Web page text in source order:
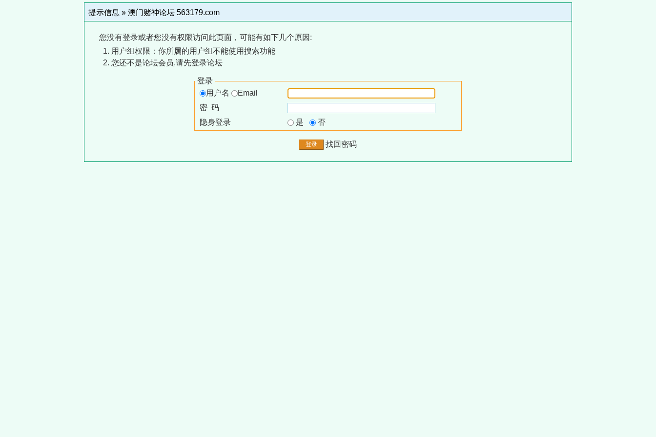
提示信息 » 澳门赌神论坛 563179.com
您没有登录或者您没有权限访问此页面，可能有如下几个原因:
用户组权限：你所属的用户组不能使用搜索功能
您还不是论坛会员,请先登录论坛
登录
用户名
Email
密 码
隐身登录
是 否
找回密码